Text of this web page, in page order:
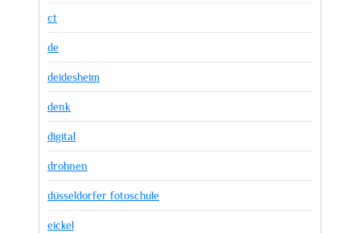
ct
de
deidesheim
denk
digital
drohnen
düsseldorfer fotoschule
eickel